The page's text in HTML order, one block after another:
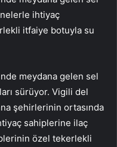
ihtiyaç
itfaiye botuyla su
meydana gelen sel
sürüyor. Vigili del
şehirlerinin ortasında
sahiplerine ilaç
özel tekerlekli